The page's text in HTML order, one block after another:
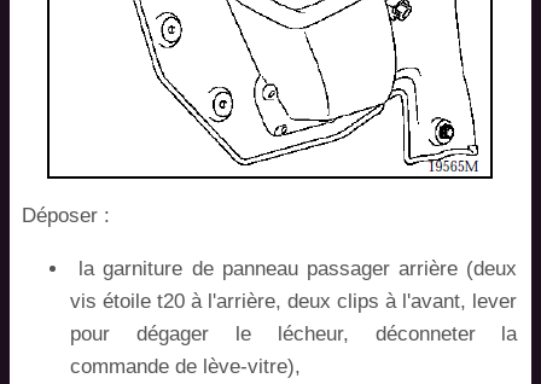
Déposer :
la garniture de panneau passager arrière (deux
vis étoile t20 à l'arrière, deux clips à l'avant, lever
pour dégager le lécheur, déconneter la
commande de lève-vitre),